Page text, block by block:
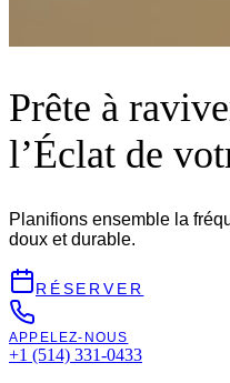
Prête à
l’Éclat de
Planifions ensemble la
doux et durable.
RÉSERVER
APPELEZ-NOUS
+1 (514) 331-0433